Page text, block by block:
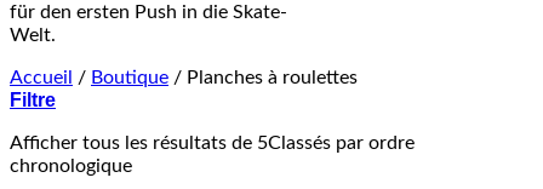
für den ersten Push in die Skate-
Welt.
Accueil / Boutique / Planches à roulettes
Filtre
Afficher tous les résultats de 5Classés par ordre
chronologique